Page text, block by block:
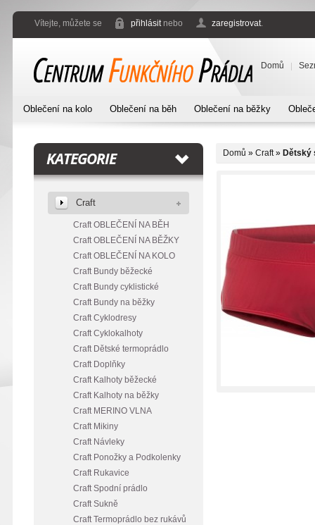
Vítejte, můžete se přihlásitnebo zaregistrovat.
Domů
Oblečení na kolo Oblečení na běh Oblečení na běžky
KATEGORIE
Craft
Craft OBLEČENÍ NA BĚH
Craft OBLEČENÍ NA BĚŽKY
Craft OBLEČENÍ NA KOLO
Craft Bundy běžecké
Craft Bundy cyklistické
Craft Bundy na běžky
Craft Cyklodresy
Craft Cyklokalhoty
Craft Dětské termoprádlo
Craft Doplňky
Craft Kalhoty běžecké
Craft Kalhoty na běžky
Craft MERINO VLNA
Craft Mikiny
Craft Návleky
Craft Ponožky a Podkolenky
Craft Rukavice
Craft Spodní prádlo
Craft Sukně
Craft Termoprádlo bez rukávů
Domů » Craft» Dětský